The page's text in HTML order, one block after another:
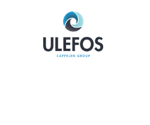
Ulefos>